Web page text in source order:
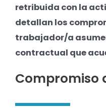
retribuida con la
detallan los
trabajador/a
contractual que
Compromiso